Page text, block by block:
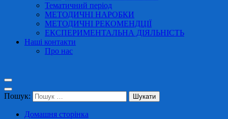
Тематичний період
МЕТОДИЧНІ НАРОБКИ
МЕТОДИЧНІ РЕКОМЕНДЦІЇ
ЕКСПЕРИМЕНТАЛЬНА ДІЯЛЬНІСТЬ
Наші контакти
Про нас
Пошук:
Домашня сторінка